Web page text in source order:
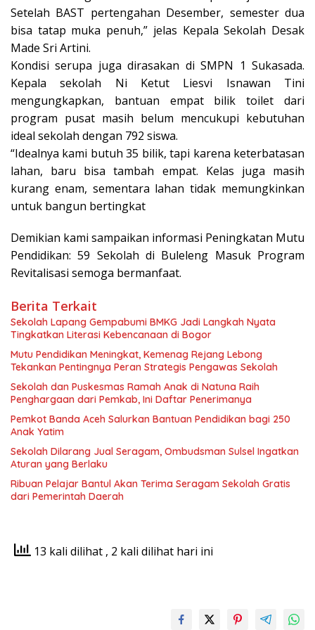
Setelah BAST pertengahan Desember, semester dua
bisa tatap muka penuh,” jelas Kepala Sekolah Desak
Made Sri Artini.
Kondisi serupa juga dirasakan di SMPN 1 Sukasada.
Kepala sekolah Ni Ketut Liesvi Isnawan Tini
mengungkapkan, bantuan empat bilik toilet dari
program pusat masih belum mencukupi kebutuhan
ideal sekolah dengan 792 siswa.
“Idealnya kami butuh 35 bilik, tapi karena keterbatasan
lahan, baru bisa tambah empat. Kelas juga masih
kurang enam, sementara lahan tidak memungkinkan
untuk bangun bertingkat
Demikian kami sampaikan informasi Peningkatan Mutu
Pendidikan: 59 Sekolah di Buleleng Masuk Program
Revitalisasi semoga bermanfaat.
Berita Terkait
Sekolah Lapang Gempabumi BMKG Jadi Langkah Nyata
Tingkatkan Literasi Kebencanaan di Bogor
Mutu Pendidikan Meningkat, Kemenag Rejang Lebong
Tekankan Pentingnya Peran Strategis Pengawas Sekolah
Sekolah dan Puskesmas Ramah Anak di Natuna Raih
Penghargaan dari Pemkab, Ini Daftar Penerimanya
Pemkot Banda Aceh Salurkan Bantuan Pendidikan bagi 250
Anak Yatim
Sekolah Dilarang Jual Seragam, Ombudsman Sulsel Ingatkan
Aturan yang Berlaku
Ribuan Pelajar Bantul Akan Terima Seragam Sekolah Gratis
dari Pemerintah Daerah
13 kali dilihat , 2 kali dilihat hari ini